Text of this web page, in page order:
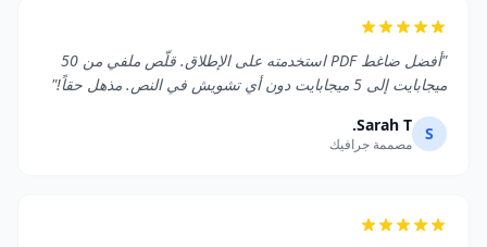
"أفضل ضاغط PDF استخدمته على الإطلاق. قلّص ملفي من 50
ميجابايت إلى 5 ميجابايت دون أي تشويش في النص. مذهل حقاً!"
S
Sarah T.
مصممة جرافيك